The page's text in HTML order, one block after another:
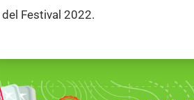
del Festival 2022.